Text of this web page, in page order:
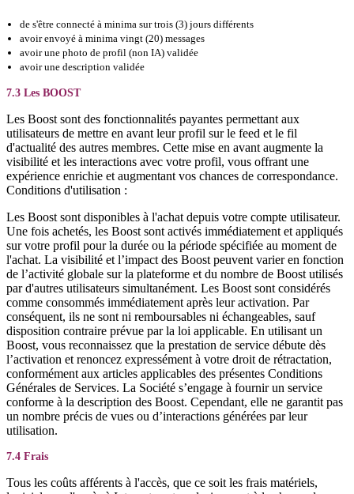
de s'être connecté à minima sur trois (3) jours différents
avoir envoyé à minima vingt (20) messages
avoir une photo de profil (non IA) validée
avoir une description validée
7.3 Les BOOST
Les Boost sont des fonctionnalités payantes permettant aux
utilisateurs de mettre en avant leur profil sur le feed et le fil
d'actualité des autres membres. Cette mise en avant augmente la
visibilité et les interactions avec votre profil, vous offrant une
expérience enrichie et augmentant vos chances de correspondance.
Conditions d'utilisation :
Les Boost sont disponibles à l'achat depuis votre compte utilisateur.
Une fois achetés, les Boost sont activés immédiatement et appliqués
sur votre profil pour la durée ou la période spécifiée au moment de
l'achat. La visibilité et l’impact des Boost peuvent varier en fonction
de l’activité globale sur la plateforme et du nombre de Boost utilisés
par d'autres utilisateurs simultanément. Les Boost sont considérés
comme consommés immédiatement après leur activation. Par
conséquent, ils ne sont ni remboursables ni échangeables, sauf
disposition contraire prévue par la loi applicable. En utilisant un
Boost, vous reconnaissez que la prestation de service débute dès
l’activation et renoncez expressément à votre droit de rétractation,
conformément aux articles applicables des présentes Conditions
Générales de Services. La Société s’engage à fournir un service
conforme à la description des Boost. Cependant, elle ne garantit pas
un nombre précis de vues ou d’interactions générées par leur
utilisation.
7.4 Frais
Tous les coûts afférents à l'accès, que ce soit les frais matériels,